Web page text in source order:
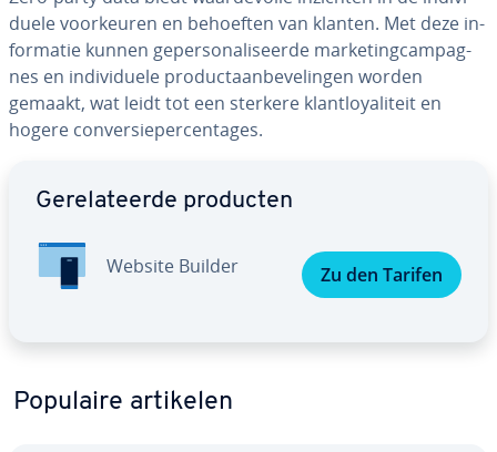
du­e­le voor­keu­ren en behoeften van klanten. Met deze in­
for­ma­tie kunnen ge­per­so­na­li­seer­de mar­ke­ting­cam­pag­
nes en in­di­vi­du­e­le pro­duct­aan­be­ve­lin­gen worden
gemaakt, wat leidt tot een sterkere klant­loy­a­li­teit en
hogere con­ver­sie­per­cen­ta­ges.
Ge­re­la­teer­de producten
Website Builder Zu den Tarifen
Populaire artikelen